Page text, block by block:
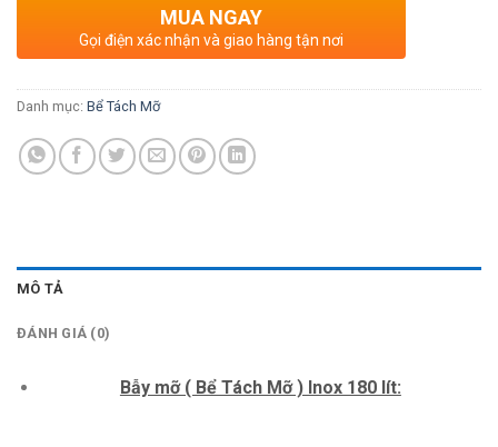
MUA NGAY
Gọi điện xác nhận và giao hàng tận nơi
Danh mục: Bể Tách Mỡ
MÔ TẢ
ĐÁNH GIÁ (0)
Bẫy mỡ ( Bể Tách Mỡ ) Inox 180 lít: